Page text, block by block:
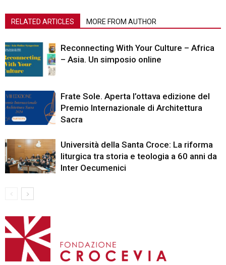
RELATED ARTICLES MORE FROM AUTHOR
Reconnecting With Your Culture – Africa
– Asia. Un simposio online
Frate Sole. Aperta l’ottava edizione del
Premio Internazionale di Architettura
Sacra
Università della Santa Croce: La riforma
liturgica tra storia e teologia a 60 anni da
Inter Oecumenici